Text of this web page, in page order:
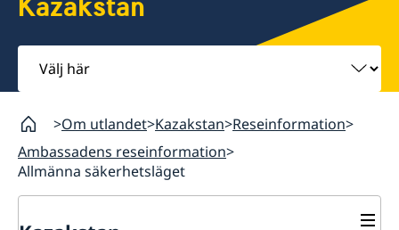
Välj
här
Om utlandet Kazakstan Reseinformation
Ambassadens reseinformation
Allmänna säkerhetsläget